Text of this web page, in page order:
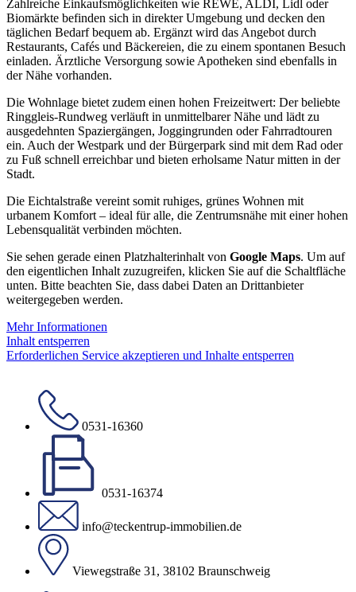
Zahlreiche Einkaufsmöglichkeiten wie REWE, ALDI, Lidl oder
Biomärkte befinden sich in direkter Umgebung und decken den
täglichen Bedarf bequem ab. Ergänzt wird das Angebot durch
Restaurants, Cafés und Bäckereien, die zu einem spontanen Besuch
einladen. Ärztliche Versorgung sowie Apotheken sind ebenfalls in
der Nähe vorhanden.
Die Wohnlage bietet zudem einen hohen Freizeitwert: Der beliebte
Ringgleis-Rundweg verläuft in unmittelbarer Nähe und lädt zu
ausgedehnten Spaziergängen, Joggingrunden oder Fahrradtouren
ein. Auch der Westpark und der Bürgerpark sind mit dem Rad oder
zu Fuß schnell erreichbar und bieten erholsame Natur mitten in der
Stadt.
Die Eichtalstraße vereint somit ruhiges, grünes Wohnen mit
urbanem Komfort – ideal für alle, die Zentrumsnähe mit einer hohen
Lebensqualität verbinden möchten.
Sie sehen gerade einen Platzhalterinhalt von Google Maps. Um auf
den eigentlichen Inhalt zuzugreifen, klicken Sie auf die Schaltfläche
unten. Bitte beachten Sie, dass dabei Daten an Drittanbieter
weitergegeben werden.
Mehr Informationen
Inhalt entsperren
Erforderlichen Service akzeptieren und Inhalte entsperren
0531-16360
0531-16374
info@teckentrup-immobilien.de
Viewegstraße 31, 38102 Braunschweig